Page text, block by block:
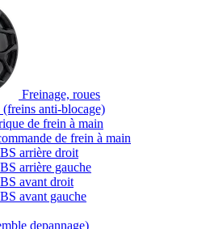
Freinage, roues
anti-blocage)
de frein à main
de frein à main
arrière droit
arrière gauche
avant droit
avant gauche
depannage)